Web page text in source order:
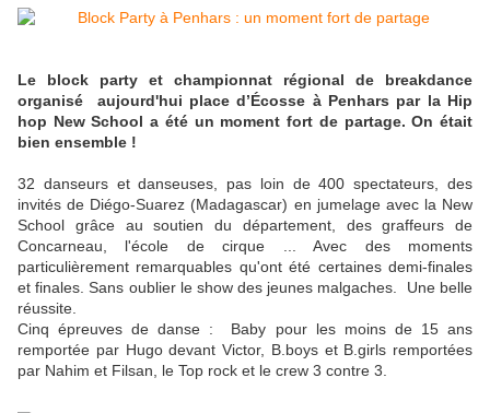
Le block party et championnat régional de breakdance
organisé aujourd'hui place d’Écosse à Penhars par la Hip
hop New School a été un moment fort de partage. On était
bien ensemble !
32 danseurs et danseuses, pas loin de 400 spectateurs, des
invités de Diégo-Suarez (Madagascar) en jumelage avec la New
School grâce au soutien du département, des graffeurs de
Concarneau, l'école de cirque ... Avec des moments
particulièrement remarquables qu'ont été certaines demi-finales
et finales. Sans oublier le show des jeunes malgaches. Une belle
réussite.
Cinq épreuves de danse : Baby pour les moins de 15 ans
remportée par Hugo devant Victor, B.boys et B.girls remportées
par Nahim et Filsan, le Top rock et le crew 3 contre 3.